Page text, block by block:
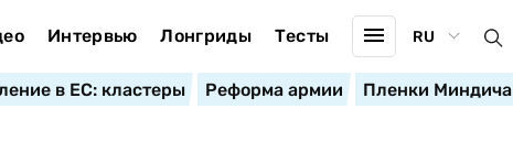
Интервью Лонгриды Тесты RU
в ЕС: кластеры Реформа армии Пленки Миндича